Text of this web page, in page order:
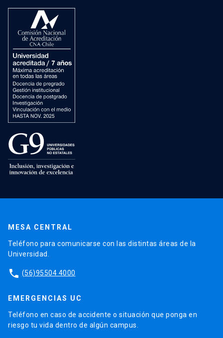
MESA CENTRAL
Teléfono para comunicarse con las distintas áreas de la
Universidad.
phone (56)95504 4000
EMERGENCIAS UC
Teléfono en caso de accidente o situación que ponga en
riesgo tu vida dentro de algún campus.